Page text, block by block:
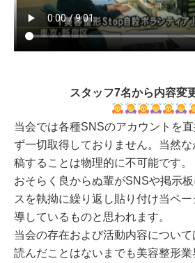
スタッフ7名から内容変
当会では各種SNSのアカウントを
ず一切取得しておりません。当然
稿することは物理的に不可能です。
おそらく良からぬ輩がSNSや掲示
スを執拗に繰り返し貼り付け当ペ
導しているものと思われます。
当会の存在および活動内容につい
読んだことはないまでも美容整形